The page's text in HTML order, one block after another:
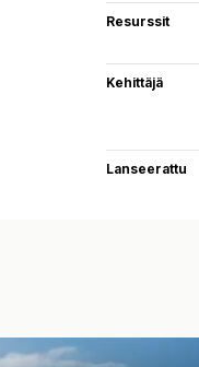
Resurssit
Kehittäjä
Lanseerattu